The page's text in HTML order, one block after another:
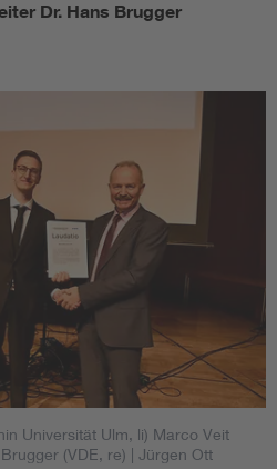
Dr. Hans Brugger
Universität Ulm, li) Marco Veit
(VDE, re) | Jürgen Ott